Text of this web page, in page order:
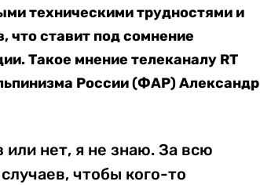
техническими трудностями и
что ставит под сомнение
Такое мнение телеканалу RT
России (ФАР) Александр
или нет, я не знаю. За всю
чтобы кого-то